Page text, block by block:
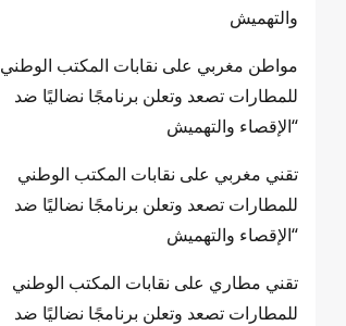
والتهميش
مواطن مغربي على نقابات المكتب الوطني
للمطارات تصعد وتعلن برنامجًا نضاليًا ضد
“الإقصاء والتهميش
تقني مغربي على نقابات المكتب الوطني
للمطارات تصعد وتعلن برنامجًا نضاليًا ضد
“الإقصاء والتهميش
تقني مطاري على نقابات المكتب الوطني
للمطارات تصعد وتعلن برنامجًا نضاليًا ضد